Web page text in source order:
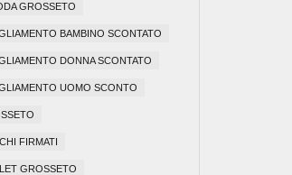
GROSSETO
BAMBINO SCONTATO
DONNA SCONTATO
UOMO SCONTO
FIRMATI
GROSSETO